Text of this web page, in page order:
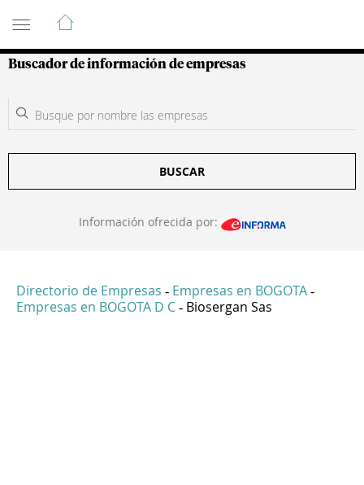
Guía de Empresas Colombianas
Buscador de información de empresas
BUSCAR
Información ofrecida por:
Directorio de Empresas - Empresas en BOGOTA -
Empresas en BOGOTA D C - Biosergan Sas